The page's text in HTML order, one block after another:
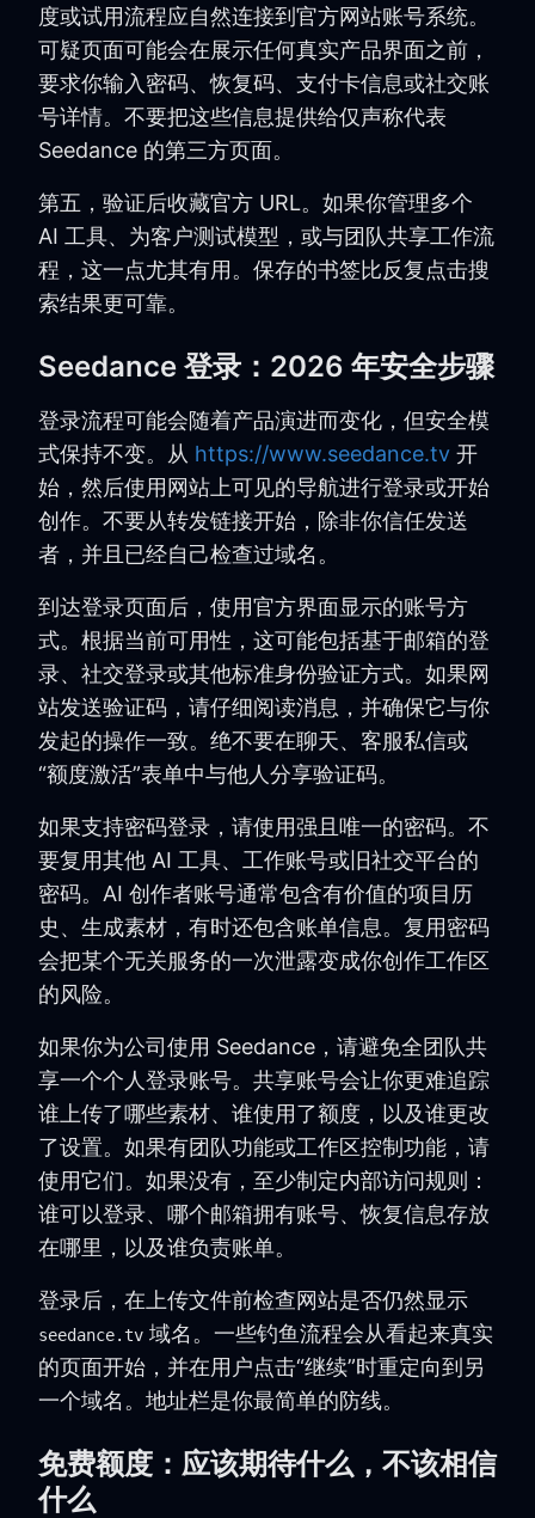
度或试用流程应自然连接到官方网站账号系统。
可疑页面可能会在展示任何真实产品界面之前，
要求你输入密码、恢复码、支付卡信息或社交账
号详情。不要把这些信息提供给仅声称代表
Seedance 的第三方页面。
第五，验证后收藏官方 URL。如果你管理多个
AI 工具、为客户测试模型，或与团队共享工作流
程，这一点尤其有用。保存的书签比反复点击搜
索结果更可靠。
Seedance 登录：2026 年安全步骤
登录流程可能会随着产品演进而变化，但安全模
式保持不变。从 https://www.seedance.tv 开
始，然后使用网站上可见的导航进行登录或开始
创作。不要从转发链接开始，除非你信任发送
者，并且已经自己检查过域名。
到达登录页面后，使用官方界面显示的账号方
式。根据当前可用性，这可能包括基于邮箱的登
录、社交登录或其他标准身份验证方式。如果网
站发送验证码，请仔细阅读消息，并确保它与你
发起的操作一致。绝不要在聊天、客服私信或
“额度激活”表单中与他人分享验证码。
如果支持密码登录，请使用强且唯一的密码。不
要复用其他 AI 工具、工作账号或旧社交平台的
密码。AI 创作者账号通常包含有价值的项目历
史、生成素材，有时还包含账单信息。复用密码
会把某个无关服务的一次泄露变成你创作工作区
的风险。
如果你为公司使用 Seedance，请避免全团队共
享一个个人登录账号。共享账号会让你更难追踪
谁上传了哪些素材、谁使用了额度，以及谁更改
了设置。如果有团队功能或工作区控制功能，请
使用它们。如果没有，至少制定内部访问规则：
谁可以登录、哪个邮箱拥有账号、恢复信息存放
在哪里，以及谁负责账单。
登录后，在上传文件前检查网站是否仍然显示
seedance.tv 域名。一些钓鱼流程会从看起来真实
的页面开始，并在用户点击“继续”时重定向到另
一个域名。地址栏是你最简单的防线。
免费额度：应该期待什么，不该相信
什么